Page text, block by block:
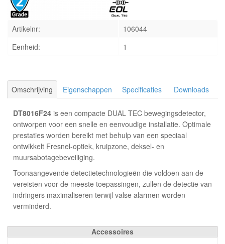
Artikelnr:
106044
Eenheid:
1
Omschrijving Eigenschappen Specificaties Downloads
DT8016F24 is een compacte DUAL TEC bewegingsdetector,
ontworpen voor een snelle en eenvoudige installatie. Optimale
prestaties worden bereikt met behulp van een speciaal
ontwikkelt Fresnel-optiek, kruipzone, deksel- en
muursabotagebeveiliging.
Toonaangevende detectietechnologieën die voldoen aan de
vereisten voor de meeste toepassingen, zullen de detectie van
indringers maximaliseren terwijl valse alarmen worden
verminderd.
Accessoires